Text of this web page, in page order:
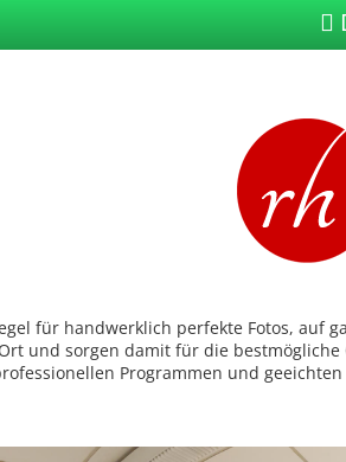
für handwerklich perfekte Fotos, auf
und sorgen damit für die
Programmen und